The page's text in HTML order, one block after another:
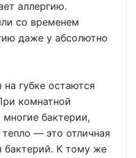
аллергию.
со временем
даже у абсолютно
губке остаются
комнатной
бактерии,
— это отличная
бактерий. К тому же